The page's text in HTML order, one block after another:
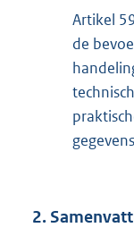
Artikel
de
2.